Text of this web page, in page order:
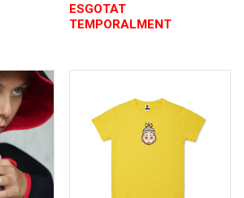
ESGOTAT
TEMPORALMENT